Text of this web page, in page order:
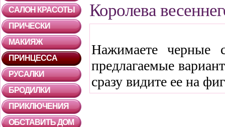
САЛОН КРАСОТЫ
ПРИЧЕСКИ
МАКИЯЖ
ПРИНЦЕССА
РУСАЛКИ
БРОДИЛКИ
ПРИКЛЮЧЕНИЯ
ОБСТАВИТЬ ДОМ
Королева
Нажимаете черные
предлагаемые
сразу видите ее на